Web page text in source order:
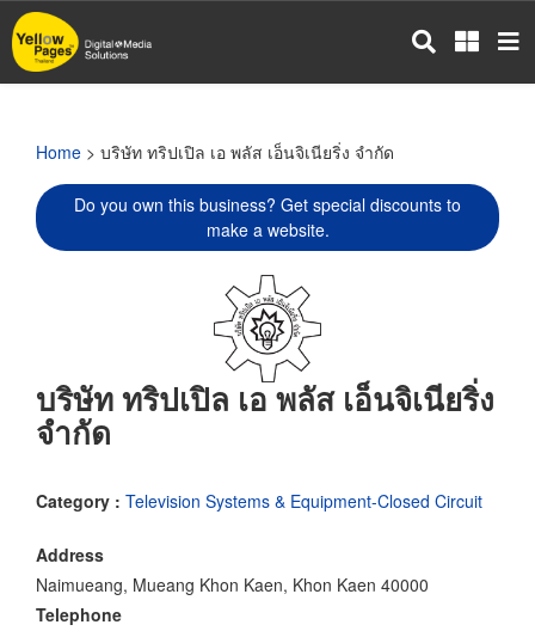
Skip
to
main
Home > บริษัท ทริปเปิล เอ พลัส เอ็นจิเนียริ่ง จำกัด
Do you own this business? Get special discounts to
make a website.
บริษัท ทริปเปิล เอ พลัส เอ็นจิเนียริ่ง
จำกัด
Category : Television Systems & Equipment-Closed Circuit
Address
Naimueang, Mueang Khon Kaen, Khon Kaen 40000
Telephone